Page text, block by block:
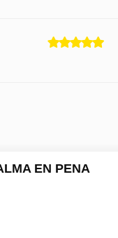
EN PENA